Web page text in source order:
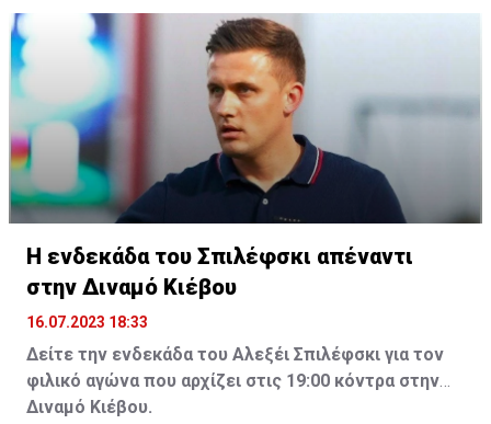
Η ενδεκάδα του Σπιλέφσκι απέναντι
στην Διναμό Κιέβου
16.07.2023 18:33
Δείτε την ενδεκάδα του Αλεξέι Σπιλέφσκι για τον
φιλικό αγώνα που αρχίζει στις 19:00 κόντρα στην
Διναμό Κιέβου.